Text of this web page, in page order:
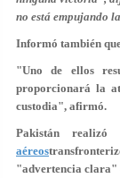
no está empujando
Informó también
"Uno de ellos
proporcionará la
custodia", afirmó.
Pakistán
aéreos
"advertencia clara"